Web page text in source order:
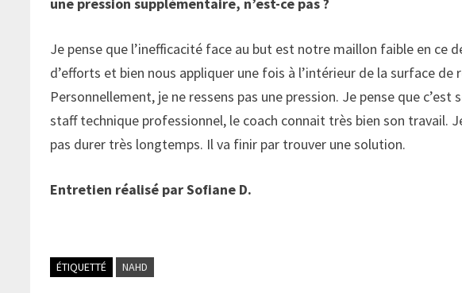
Je pense que l’inefficacité face au but est notre maillon faible en ce
d’efforts et bien nous appliquer une fois à l’intérieur de la surface
Personnellement, je ne ressens pas une pression. Je pense que
staff technique professionnel, le coach connait très bien son travail.
pas durer très longtemps. Il va finir par trouver une solution.
Entretien réalisé par Sofiane D.
ÉTIQUETTÉ NAHD